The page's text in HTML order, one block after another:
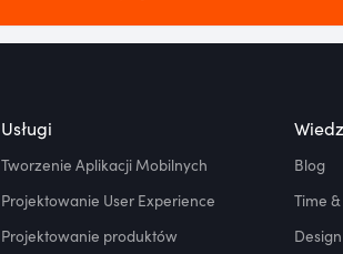
Usługi
Tworzenie Aplikacji Mobilnych
Projektowanie User Experience
Projektowanie produktów
Blog
Time